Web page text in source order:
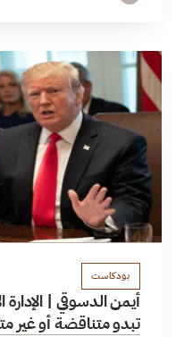
بودكاست
أيمن الدسوقي |
تبدو متناقضة أو غير